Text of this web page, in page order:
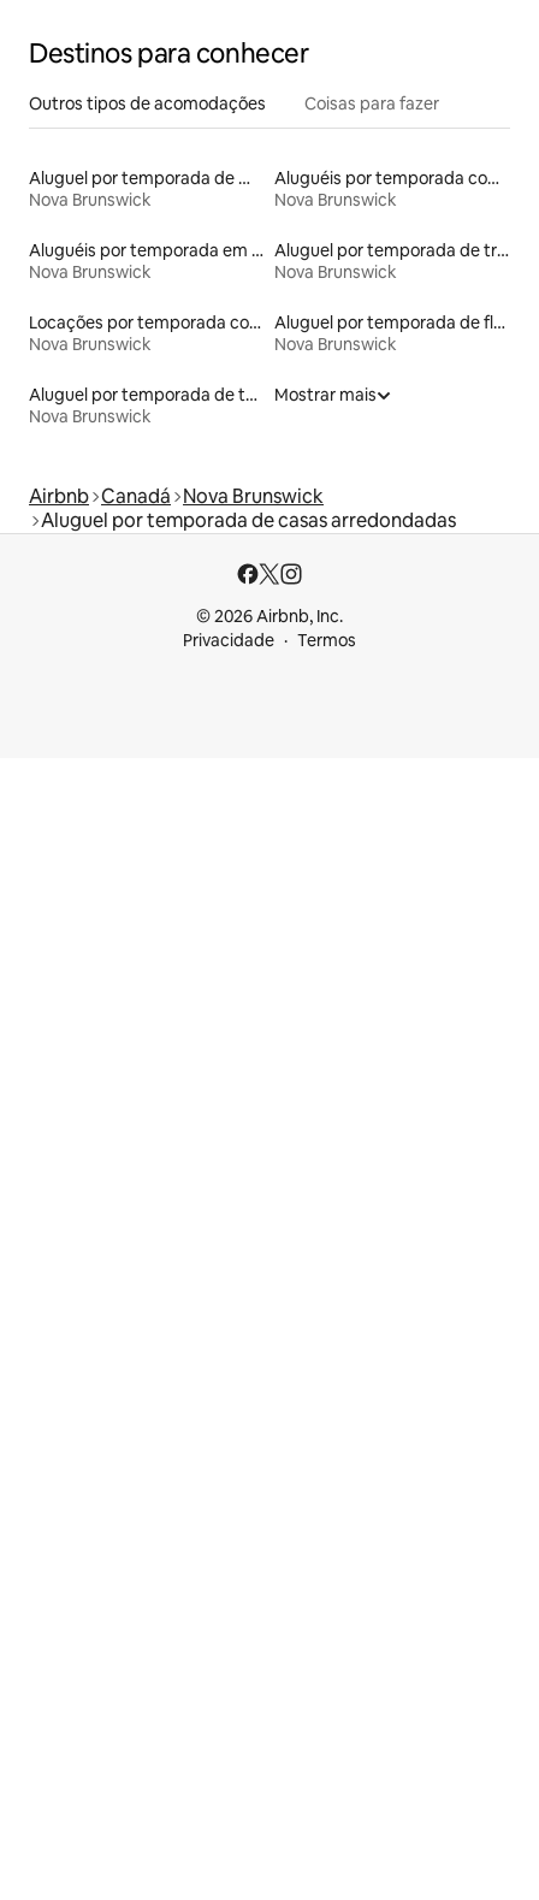
Destinos para conhecer
Outros tipos de acomodações Coisas para fazer
Aluguel por temporada de microcasas
Nova Brunswick
Aluguéis por temporada com café da manhã
Nova Brunswick
Aluguéis por temporada em acampamentos
Nova Brunswick
Aluguel por temporada de trailers
Nova Brunswick
Locações por temporada com piscina
Nova Brunswick
Aluguel por temporada de flats
Nova Brunswick
Aluguel por temporada de tendas
Nova Brunswick
Mostrar mais
Airbnb Canadá Nova Brunswick
Aluguel por temporada de casas arredondadas
© 2026 Airbnb, Inc.
Privacidade
Termos